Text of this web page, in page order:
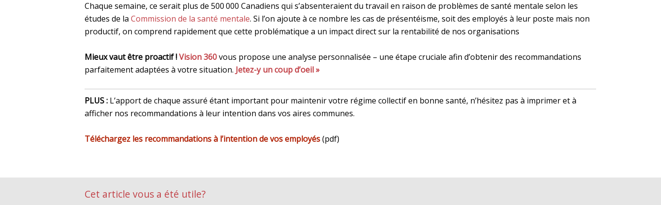
Chaque semaine, ce serait plus de 500 000 Canadiens qui s’absenteraient du travail en raison de problèmes de santé mentale selon les
études de la Commission de la santé mentale. Si l’on ajoute à ce nombre les cas de présentéisme, soit des employés à leur poste mais non
productif, on comprend rapidement que cette problématique a un impact direct sur la rentabilité de nos organisations
Mieux vaut être proactif !Vision 360vous propose une analyse personnalisée – une étape cruciale afin d’obtenir des recommandations
parfaitement adaptées à votre situation. Jetez-y un coup d’oeil »
PLUS : L’apport de chaque assuré étant important pour maintenir votre régime collectif en bonne santé, n’hésitez pas à imprimer et à
afficher nos recommandations à leur intention dans vos aires communes.
Téléchargez les recommandations à l’intention de vos employés(pdf)
Cet article vous a été utile?